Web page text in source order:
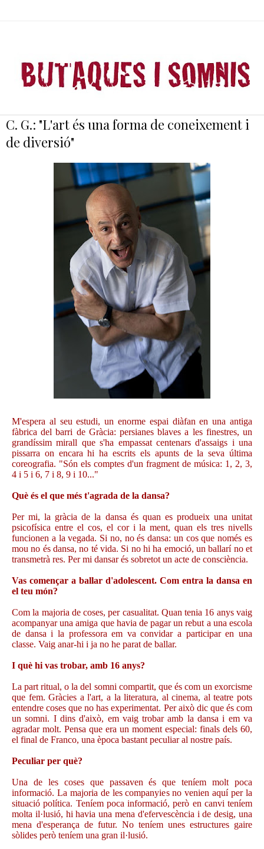
C. G.: "L'art és una forma de coneixement i
de diversió"
M'espera al seu estudi, un enorme espai diàfan en una antiga
fàbrica del barri de Gràcia: persianes blaves a les finestres, un
grandíssim mirall que s'ha empassat centenars d'assaigs i una
pissarra on encara hi ha escrits els apunts de la seva última
coreografia. "Són els comptes d'un fragment de música: 1, 2, 3,
4 i 5 i 6, 7 i 8, 9 i 10..."
Què és el que més t'agrada de la dansa?
Per mi, la gràcia de la dansa és quan es produeix una unitat
psicofísica entre el cos, el cor i la ment, quan els tres nivells
funcionen a la vegada. Si no, no és dansa: un cos que només es
mou no és dansa, no té vida. Si no hi ha emoció, un ballarí no et
transmetrà res. Per mi dansar és sobretot un acte de consciència.
Vas començar a ballar d'adolescent. Com entra la dansa en
el teu món?
Com la majoria de coses, per casualitat. Quan tenia 16 anys vaig
acompanyar una amiga que havia de pagar un rebut a una escola
de dansa i la professora em va convidar a participar en una
classe. Vaig anar-hi i ja no he parat de ballar.
I què hi vas trobar, amb 16 anys?
La part ritual, o la del somni compartit, que és com un exorcisme
que fem. Gràcies a l'art, a la literatura, al cinema, al teatre pots
entendre coses que no has experimentat. Per això dic que és com
un somni. I dins d'això, em vaig trobar amb la dansa i em va
agradar molt. Pensa que era un moment especial: finals dels 60,
el final de Franco, una època bastant peculiar al nostre país.
Peculiar per què?
Una de les coses que passaven és que teníem molt poca
informació. La majoria de les companyies no venien aquí per la
situació política. Teníem poca informació, però en canvi teníem
molta il·lusió, hi havia una mena d'efervescència i de desig, una
mena d'esperança de futur. No teníem unes estructures gaire
sòlides però teníem una gran il·lusió.